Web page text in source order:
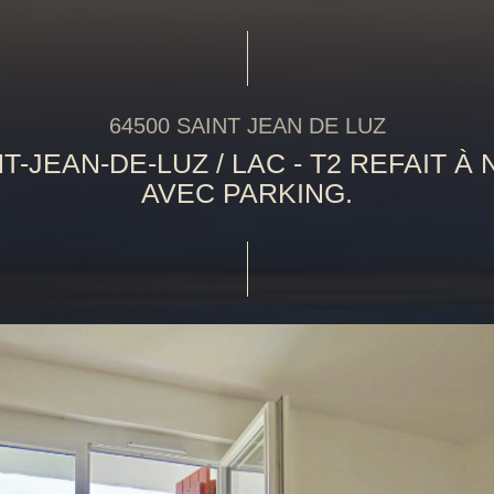
64500 SAINT JEAN DE LUZ
JEAN-DE-LUZ / LAC - T2 REFAIT À
AVEC PARKING.